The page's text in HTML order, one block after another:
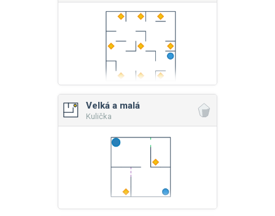
Velká a malá
Kulička